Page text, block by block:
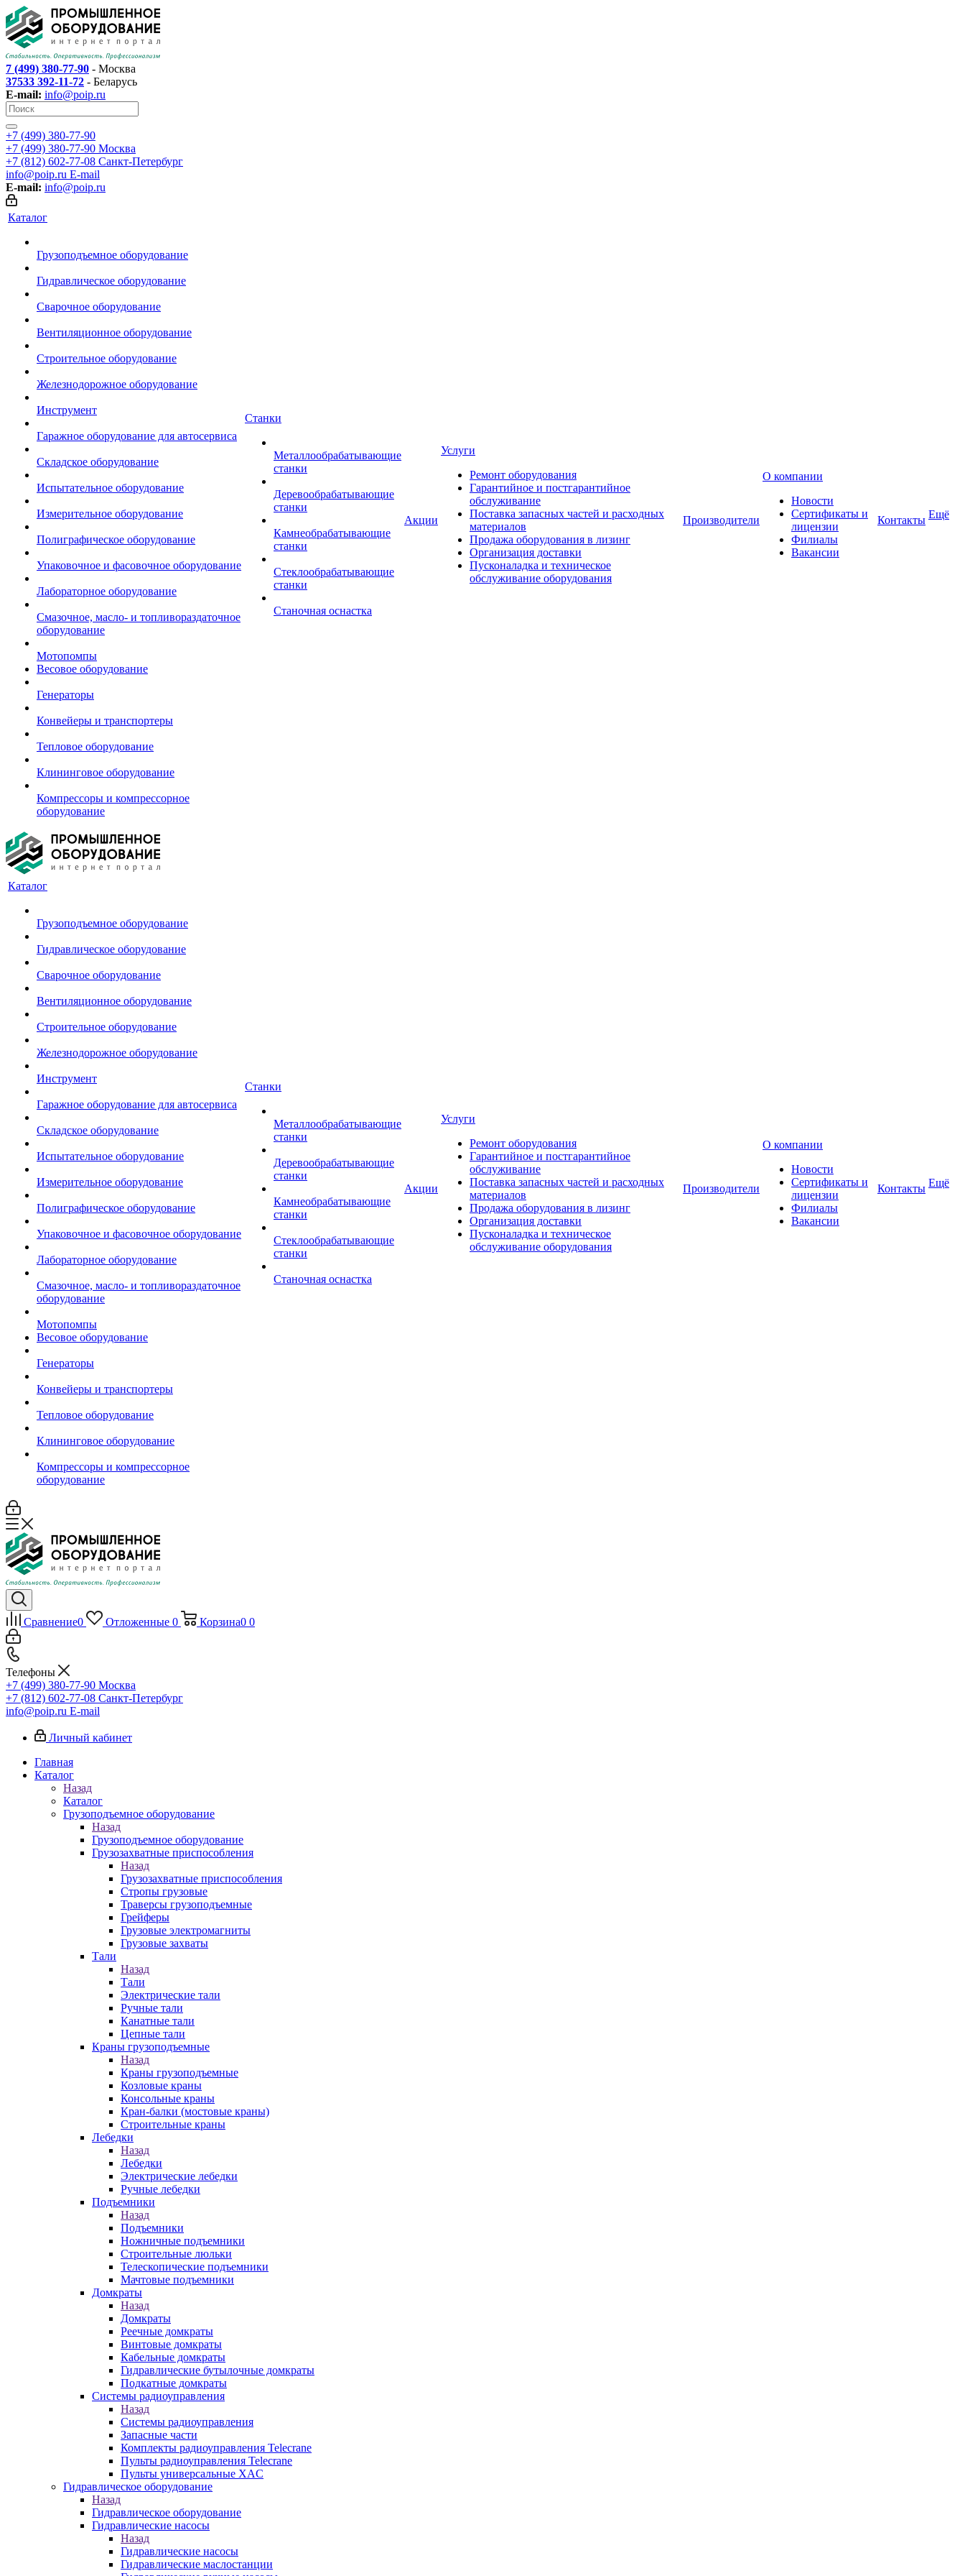
7 (499) 380-77-90 - Москва
37533 392-11-72 - Беларусь
E-mail: info@poip.ru
+7 (499) 380-77-90
+7 (499) 380-77-90 Москва
+7 (812) 602-77-08 Санкт-Петербург
info@poip.ru E-mail
E-mail: info@poip.ru
Каталог
Грузоподъемное оборудование
Гидравлическое оборудование
Сварочное оборудование
Вентиляционное оборудование
Строительное оборудование
Железнодорожное оборудование
Инструмент
Гаражное оборудование для автосервиса
Складское оборудование
Испытательное оборудование
Измерительное оборудование
Полиграфическое оборудование
Упаковочное и фасовочное оборудование
Лабораторное оборудование
Смазочное, масло- и топливораздаточное
оборудование
Мотопомпы
Весовое оборудование
Генераторы
Конвейеры и транспортеры
Тепловое оборудование
Клининговое оборудование
Компрессоры и компрессорное
оборудование
Станки
Металлообрабатывающие
станки
Деревообрабатывающие
станки
Камнеобрабатывающие
станки
Стеклообрабатывающие
станки
Станочная оснастка
Акции
Услуги
Ремонт оборудования
Гарантийное и постгарантийное
обслуживание
Поставка запасных частей и расходных
материалов
Продажа оборудования в лизинг
Организация доставки
Пусконаладка и техническое
обслуживание оборудования
Производители
О компании
Новости
Сертификаты и
лицензии
Филиалы
Вакансии
Контакты Ещё
Каталог
Грузоподъемное оборудование
Гидравлическое оборудование
Сварочное оборудование
Вентиляционное оборудование
Строительное оборудование
Железнодорожное оборудование
Инструмент
Гаражное оборудование для автосервиса
Складское оборудование
Испытательное оборудование
Измерительное оборудование
Полиграфическое оборудование
Упаковочное и фасовочное оборудование
Лабораторное оборудование
Смазочное, масло- и топливораздаточное
оборудование
Мотопомпы
Весовое оборудование
Генераторы
Конвейеры и транспортеры
Тепловое оборудование
Клининговое оборудование
Компрессоры и компрессорное
оборудование
Станки
Металлообрабатывающие
станки
Деревообрабатывающие
станки
Камнеобрабатывающие
станки
Стеклообрабатывающие
станки
Станочная оснастка
Акции
Услуги
Ремонт оборудования
Гарантийное и постгарантийное
обслуживание
Поставка запасных частей и расходных
материалов
Продажа оборудования в лизинг
Организация доставки
Пусконаладка и техническое
обслуживание оборудования
Производители
О компании
Новости
Сертификаты и
лицензии
Филиалы
Вакансии
Контакты Ещё
Сравнение0 Отложенные 0 Корзина0 0
Телефоны
+7 (499) 380-77-90 Москва
+7 (812) 602-77-08 Санкт-Петербург
info@poip.ru E-mail
Личный кабинет
Главная
Каталог
Назад
Каталог
Грузоподъемное оборудование
Назад
Грузоподъемное оборудование
Грузозахватные приспособления
Назад
Грузозахватные приспособления
Стропы грузовые
Траверсы грузоподъемные
Грейферы
Грузовые электромагниты
Грузовые захваты
Тали
Назад
Тали
Электрические тали
Ручные тали
Канатные тали
Цепные тали
Краны грузоподъемные
Назад
Краны грузоподъемные
Козловые краны
Консольные краны
Кран-балки (мостовые краны)
Строительные краны
Лебедки
Назад
Лебедки
Электрические лебедки
Ручные лебедки
Подъемники
Назад
Подъемники
Ножничные подъемники
Строительные люльки
Телескопические подъемники
Мачтовые подъемники
Домкраты
Назад
Домкраты
Реечные домкраты
Винтовые домкраты
Кабельные домкраты
Гидравлические бутылочные домкраты
Подкатные домкраты
Системы радиоуправления
Назад
Системы радиоуправления
Запасные части
Комплекты радиоуправления Telecrane
Пульты радиоуправления Telecrane
Пульты универсальные XAC
Гидравлическое оборудование
Назад
Гидравлическое оборудование
Гидравлические насосы
Назад
Гидравлические насосы
Гидравлические маслостанции